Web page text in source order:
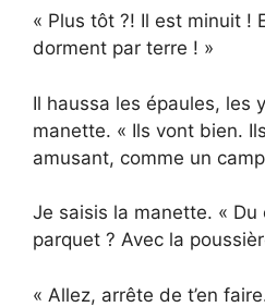
« Plus tôt ?! Il est minuit !
dorment par terre ! »
Il haussa les épaules, les
manette. « Ils vont bien.
amusant, comme un
Je saisis la manette. « Du
parquet ? Avec la
« Allez, arrête de t’en